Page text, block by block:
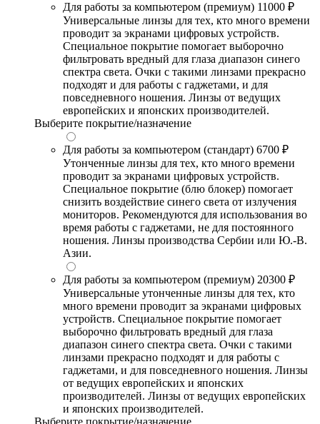
Для работы за компьютером (премиум) 11000 ₽
Универсальные линзы для тех, кто много времени
проводит за экранами цифровых устройств.
Специальное покрытие помогает выборочно
фильтровать вредный для глаза диапазон синего
спектра света. Очки с такими линзами прекрасно
подходят и для работы с гаджетами, и для
повседневного ношения. Линзы от ведущих
европейских и японских производителей.
Выберите покрытие/назначение
Для работы за компьютером (стандарт) 6700 ₽
Утонченные линзы для тех, кто много времени
проводит за экранами цифровых устройств.
Специальное покрытие (блю блокер) помогает
снизить воздействие синего света от излучения
мониторов. Рекомендуются для использования во
время работы с гаджетами, не для постоянного
ношения. Линзы производства Сербии или Ю.-В.
Азии.
Для работы за компьютером (премиум) 20300 ₽
Универсальные утонченные линзы для тех, кто
много времени проводит за экранами цифровых
устройств. Специальное покрытие помогает
выборочно фильтровать вредный для глаза
диапазон синего спектра света. Очки с такими
линзами прекрасно подходят и для работы с
гаджетами, и для повседневного ношения. Линзы
от ведущих европейских и японских
производителей. Линзы от ведущих европейских
и японских производителей.